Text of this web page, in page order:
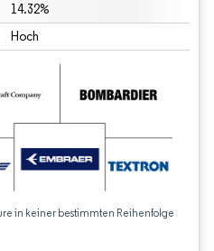
14.32%
Hoch
in keiner bestimmten Reihenfolge